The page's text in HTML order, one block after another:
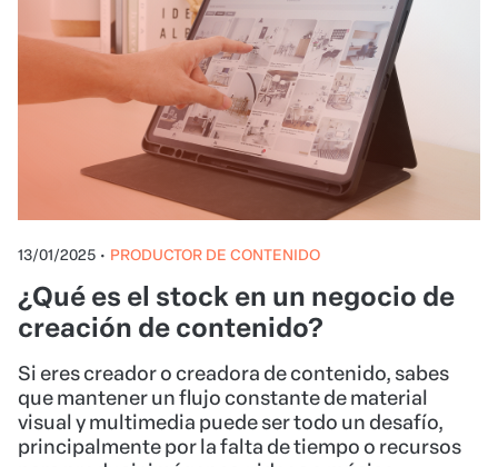
13/01/2025 • PRODUCTOR DE CONTENIDO
¿Qué es el stock en un negocio de
creación de contenido?
Si eres creador o creadora de contenido, sabes
que mantener un flujo constante de material
visual y multimedia puede ser todo un desafío,
principalmente por la falta de tiempo o recursos